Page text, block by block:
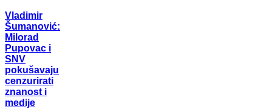
Vladimir
Šumanović:
Milorad
Pupovac i
SNV
pokušavaju
cenzurirati
znanost i
medije